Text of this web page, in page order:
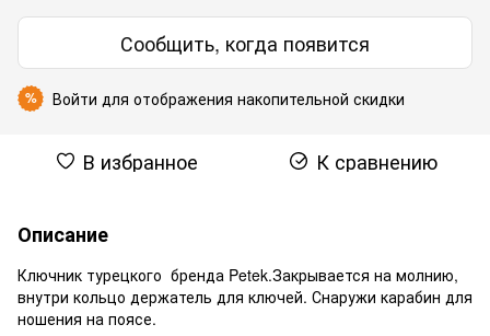
Сообщить, когда появится
% Войти для отображения накопительной скидки
В избранное К сравнению
Описание
Ключник турецкого бренда Petek.Закрывается на молнию,
внутри кольцо держатель для ключей. Снаружи карабин для
ношения на поясе.